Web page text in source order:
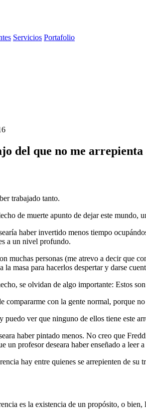
Servicios Portafolio
del que no me
trabajado tanto.
de muerte apunto de dejar este mundo,
haber invertido menos tiempo
a un nivel profundo.
muchas personas (me atrevo a decir
la masa para hacerlos despertar y darse
se olvidan de algo importante: Estos
compararme con la gente normal, porque
ver que ninguno de ellos tiene este
haber pintado menos. No creo que
un profesor deseara haber enseñado a
hay entre quienes se arrepienten de su
es la existencia de un propósito, o bien,